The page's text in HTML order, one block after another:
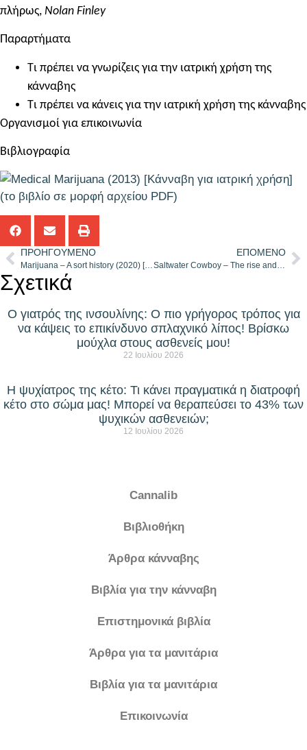
πλήρως, Nolan Finley
Παραρτήματα
Τι πρέπει να γνωρίζεις για την ιατρική χρήση της
κάνναβης
Τι πρέπει να κάνεις για την ιατρική χρήση της κάνναβης
Οργανισμοί για επικοινωνία
Βιβλιογραφία
(το βιβλίο σε μορφή αρχείου PDF)
ΠΡΟΗΓΟΎΜΕΝΟ
Marijuana – A sort history (2020) [Κάνναβη – Μια περιληπτική ιστορία]
ΕΠΌΜΕΝΟ
Σχετικά
Ο γιατρός της ινσουλίνης: Ο πιο γρήγορος τρόπος για
να κάψεις το επικίνδυνο σπλαχνικό λίπος! Βρίσκω
μούχλα στους ασθενείς μου!
22 Ιουλίου 2026
Η ψυχίατρος της κέτο: Τι κάνει πραγματικά η διατροφή
κέτο στο σώμα μας! Μπορεί να θεραπεύσει το 43% των
ψυχικών ασθενειών;
12 Ιουλίου 2026
Cannalib
Βιβλιοθήκη
Άρθρα κάνναβης
Βιβλία για την κάνναβη
Επιστημονικά βιβλία
Άρθρα για τα μανιτάρια
Βιβλία για τα μανιτάρια
Επικοινωνία